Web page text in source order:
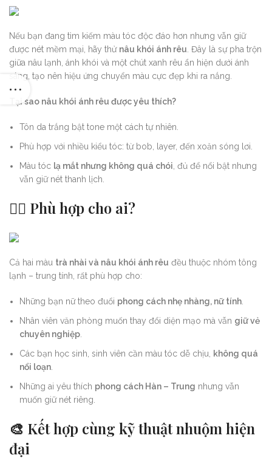
Nếu bạn đang tìm kiếm màu tóc độc đáo hơn nhưng vẫn giữ
được nét mềm mại, hãy thử nâu khói ánh rêu . Đây là sự pha trộn
giữa nâu lạnh, ánh khói và một chút xanh rêu ẩn hiện dưới ánh
sáng, tạo nên hiệu ứng chuyển màu cực đẹp khi ra nắng.
Tại sao nâu khói ánh rêu được yêu thích?
Tôn da trắng bật tone một cách tự nhiên.
Phù hợp với nhiều kiểu tóc: từ bob, layer, đến xoăn sóng lơi.
Màu tóc lạ mắt nhưng không quá chói , đủ để nổi bật nhưng
vẫn giữ nét thanh lịch.
💇‍♀️ Phù hợp cho ai?
Cả hai màu trà nhài và nâu khói ánh rêu đều thuộc nhóm tông
lạnh – trung tính, rất phù hợp cho:
Những bạn nữ theo đuổi phong cách nhẹ nhàng, nữ tính
Nhân viên văn phòng muốn thay đổi diện mạo mà vẫn giữ vẻ
chuyên nghiệp
Các bạn học sinh, sinh viên cần màu tóc dễ chịu,
không quá
nổi loạn
Những ai yêu thích phong cách Hàn – Trung nhưng vẫn
muốn giữ nét riêng.
🎨 Kết hợp cùng kỹ thuật nhuộm hiện
đại